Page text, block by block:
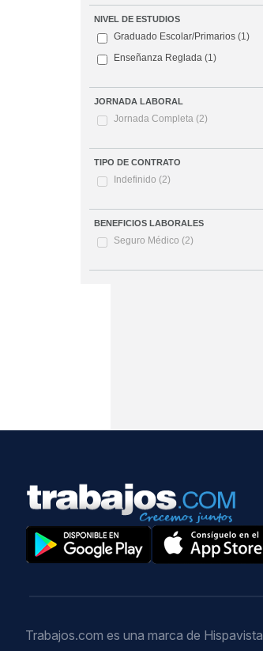
NIVEL DE ESTUDIOS
Graduado Escolar/Primarios (1)
Enseñanza Reglada (1)
JORNADA LABORAL
Jornada Completa (2)
TIPO DE CONTRATO
Indefinido (2)
BENEFICIOS LABORALES
Seguro Médico (2)
Trabajos.com es una marca de Hispavista